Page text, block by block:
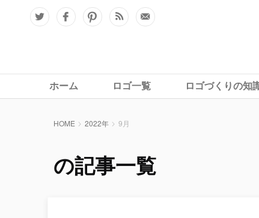
ホーム ロゴ一覧 ロゴづくりの知
HOME 2022年 9月
の記事一覧